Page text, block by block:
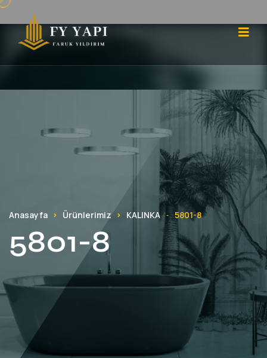
Anasayfa Ürünlerimiz KALINKA - 5801-8
5801-8